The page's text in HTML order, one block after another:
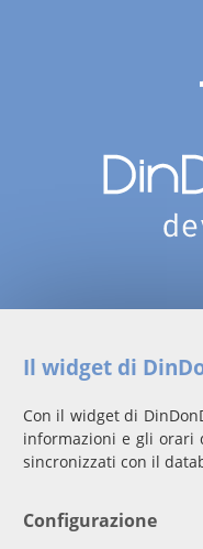
Il widget di
Con il widget di
informazioni e gli orari
sincronizzati con il
Configurazione